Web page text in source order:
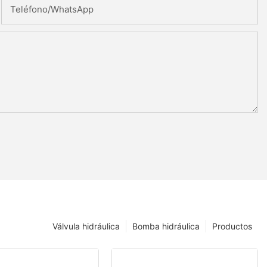
Teléfono/WhatsApp
Productos
Bomba hidráulica
Válvula hidráulica